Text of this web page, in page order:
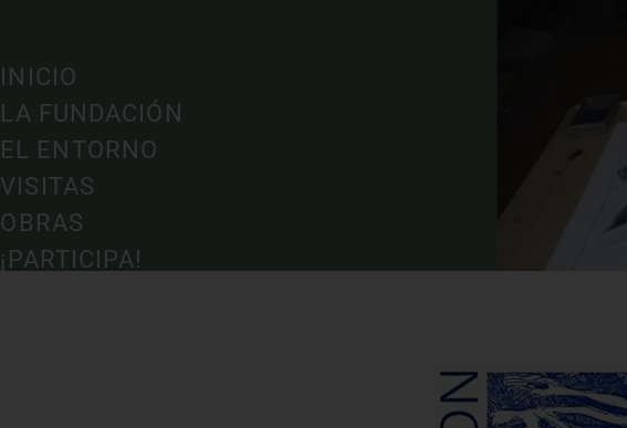
INICIO
LA FUNDACIÓN
EL ENTORNO
VISITAS
OBRAS
¡PARTICIPA!